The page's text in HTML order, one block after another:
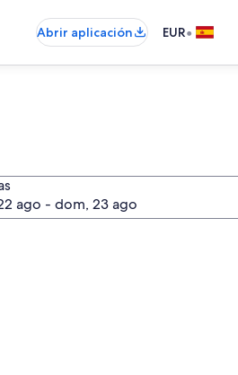
Abrir aplicación EUR•